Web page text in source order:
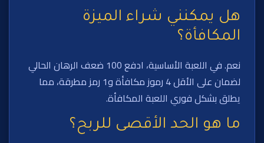
هل يمكنني شراء الميزة
المكافأة؟
نعم. في اللعبة الأساسية، ادفع 100 ضعف الرهان الحالي
لضمان على الأقل 4 رموز مكافأة و1 رمز مطرقة، مما
يطلق بشكل فوري اللعبة المكافأة.
ما هو الحد الأقصى للربح؟